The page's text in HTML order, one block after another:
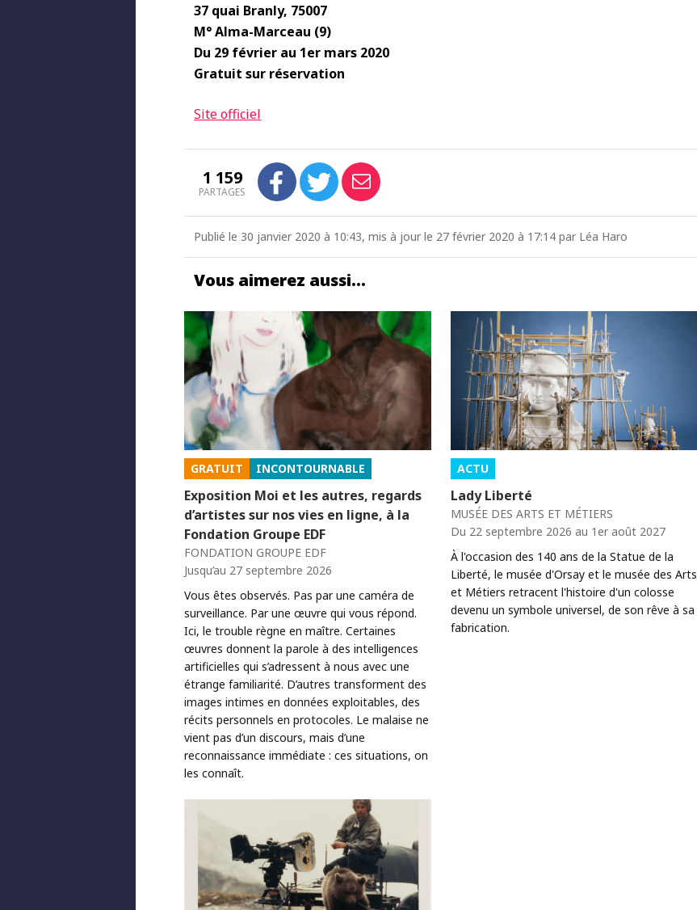
37 quai Branly, 75007
M°Alma-Marceau (9)
Du 29 février au 1er mars 2020
Gratuit sur réservation
Site officiel
1 159
PARTAGES
Publié le 30 janvier 2020 à 10:43, mis à jour le 27 février 2020 à 17:14 par Léa Haro
Vous aimerez aussi…
GRATUIT INCONTOURNABLE
Exposition Moi et les autres, regards
d’artistes sur nos vies en ligne, à la
Fondation Groupe EDF
FONDATION GROUPE EDF
Jusqu’au 27 septembre 2026
Vous êtes observés. Pas par une caméra de
surveillance. Par une œuvre qui vous répond.
Ici, le trouble règne en maître. Certaines
œuvres donnent la parole à des intelligences
artificielles qui s’adressent à nous avec une
étrange familiarité. D’autres transforment des
images intimes en données exploitables, des
récits personnels en protocoles. Le malaise ne
vient pas d’un discours, mais d’une
reconnaissance immédiate : ces situations, on
les connaît.
ACTU
Lady Liberté
MUSÉE DES ARTS ET MÉTIERS
Du 22 septembre 2026 au 1er août 2027
À l'occasion des 140 ans de la Statue de la
Liberté, le musée d'Orsay et le musée des Arts
et Métiers retracent l'histoire d'un colosse
devenu un symbole universel, de son rêve à sa
fabrication.